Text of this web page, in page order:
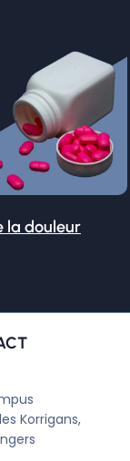
la douleur
Korrigans,